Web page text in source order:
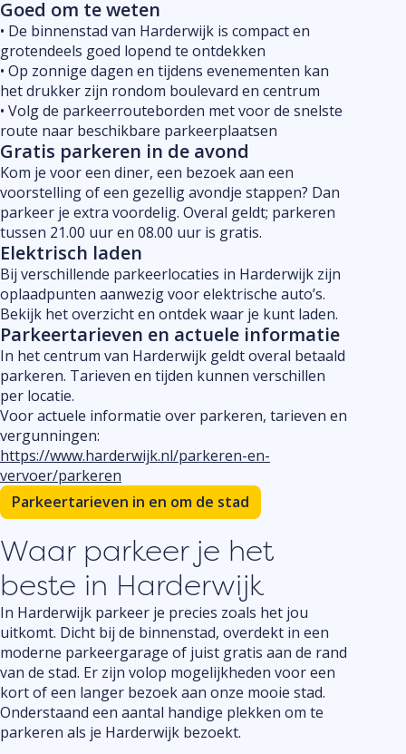
Goed om te weten
•⁠ ⁠De binnenstad van Harderwijk is compact en
grotendeels goed lopend te ontdekken
•⁠ ⁠Op zonnige dagen en tijdens evenementen kan
het drukker zijn rondom boulevard en centrum
•⁠ ⁠Volg de parkeerrouteborden met voor de snelste
route naar beschikbare parkeerplaatsen
Gratis parkeren in de avond
Kom je voor een diner, een bezoek aan een
voorstelling of een gezellig avondje stappen? Dan
parkeer je extra voordelig. Overal geldt; parkeren
tussen 21.00 uur en 08.00 uur is gratis.
Elektrisch laden
Bij verschillende parkeerlocaties in Harderwijk zijn
oplaadpunten aanwezig voor elektrische auto’s.
Bekijk het overzicht en ontdek waar je kunt laden.
Parkeertarieven en actuele informatie
In het centrum van Harderwijk geldt overal betaald
parkeren. Tarieven en tijden kunnen verschillen
per locatie.
Voor actuele informatie over parkeren, tarieven en
vergunningen:
https://www.harderwijk.nl/parkeren-en-
vervoer/parkeren
Parkeertarieven in en om de stad
Waar parkeer je het
beste in Harderwijk
In Harderwijk parkeer je precies zoals het jou
uitkomt. Dicht bij de binnenstad, overdekt in een
moderne parkeergarage of juist gratis aan de rand
van de stad. Er zijn volop mogelijkheden voor een
kort of een langer bezoek aan onze mooie stad.
Onderstaand een aantal handige plekken om te
parkeren als je Harderwijk bezoekt.